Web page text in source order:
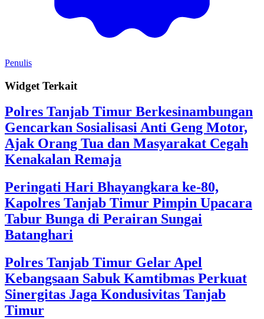
Penulis
Widget Terkait
Polres Tanjab Timur Berkesinambungan
Gencarkan Sosialisasi Anti Geng Motor,
Ajak Orang Tua dan Masyarakat Cegah
Kenakalan Remaja
Peringati Hari Bhayangkara ke-80,
Kapolres Tanjab Timur Pimpin Upacara
Tabur Bunga di Perairan Sungai
Batanghari
Polres Tanjab Timur Gelar Apel
Kebangsaan Sabuk Kamtibmas Perkuat
Sinergitas Jaga Kondusivitas Tanjab
Timur